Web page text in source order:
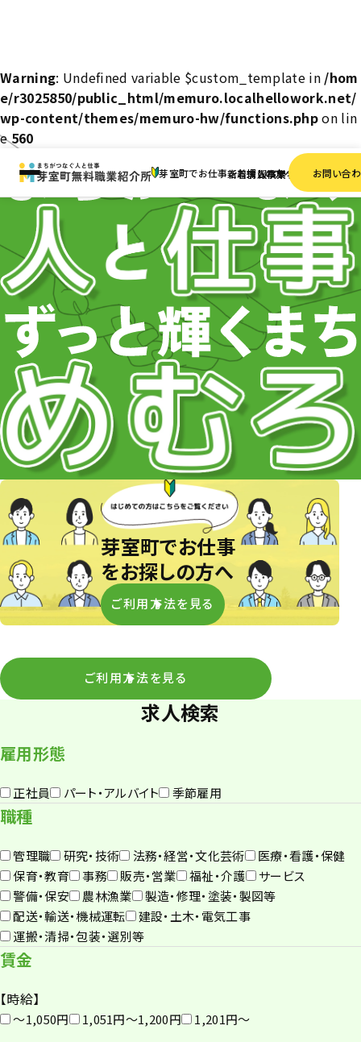
Warning: Undefined variable $custom_template in /hom
e/r3025850/public_html/memuro.localhellowork.net/
wp-content/themes/memuro-hw/functions.phpon lin
e560
芽室町でお仕事をお探しの方へ
新着情報求人検索事業者一覧お問い合
芽室町でお仕事
をお探しの方へ
ご利用方法を見る
ご利用方法を見る
求人検索
雇用形態
正社員 パート・アルバイト 季節雇用
職種
管理職 研究・技術 法務・経営・文化芸術
医療・看護・保健
保育・教育
事務 販売・営業 福祉・介護
サービス
警備・保安
農林漁業
製造・修理・塗装・製図等
配送・輸送・機械運転
建設・土木・電気工事
運搬・清掃・包装・選別等
賃金
【時給】
〜1,050円 1,051円〜1,200円 1,201円〜